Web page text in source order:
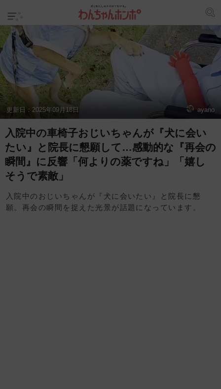
更新日： 2025年09月18日 ayano
入院中の車椅子おじいちゃんが『犬に会い
たい』と院長に懇願して…感動的な『再会の
瞬間』に反響「何よりの薬ですね」「嬉し
そうで素敵」
入院中のおじいちゃんが『犬に会いたい』と院長に懇
願。再会の瞬間を捉えた光景が話題になっています。